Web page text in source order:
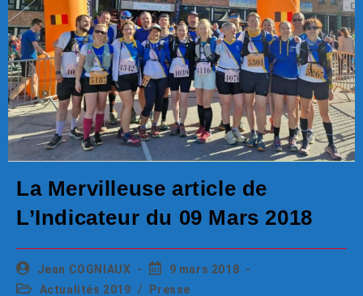
La Mervilleuse article de
L’Indicateur du 09 Mars 2018
Jean COGNIAUX
9 mars 2018
Actualités 2019 / Presse